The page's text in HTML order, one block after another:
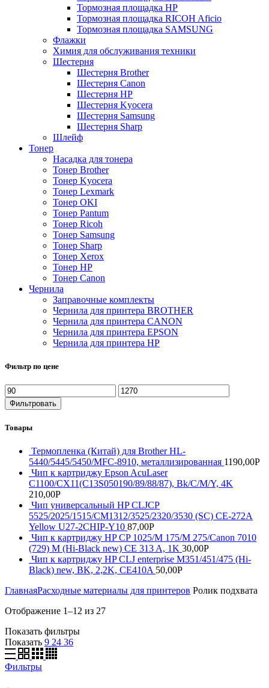
Тормозная площадка HP
Тормозная площадка RICOH Aficio
Тормозная площадка SAMSUNG
Флажки
Химия для обслуживания техники
Шестерня
Шестерня Brother
Шестерня Canon
Шестерня HP
Шестерня Kyocera
Шестерня Samsung
Шестерня Sharp
Шлейф
Тонер
Насадка для тонера
Тонер Brother
Тонер Kyocera
Тонер Lexmark
Тонер OKI
Тонер Pantum
Тонер Ricoh
Тонер Samsung
Тонер Sharp
Тонер Xerox
Тонер НР
Тонер Саnon
Чернила
Заправочные комплекты
Чернила для принтера BROTHER
Чернила для принтера CANON
Чернила для принтера EPSON
Чернила для принтера HP
Фильтр по цене
Минимальная
цена
Максимальная
цена
Фильтровать
Товары
Термопленка (Китай) для Brother HL-
5440/5445/5450/MFC-8910, металлизированная 1190,00Р
Чип к картриджу Epson AcuLaser
C1100/CX11(C13S050190/89/88/87), Bk/C/M/Y, 4K
210,00Р
Чип универсальный HP CLJCP
5525/2025/1515/CM1312/3525/2320/3530 (SC) CE-272A
Yellow U27-2CHIP-Y10 87,00Р
Чип к картриджу HP CP 1025/M 175/M 275/Canon 7010
(729) M (Hi-Black new) CE 313 A, 1K 30,00Р
Чип к картриджу HP CLJ enterprise M351/451/475 (Hi-
Black) new, BK, 2,2K, CE410A 50,00Р
ГлавнаяРасходные материалы для принтеров Ролик подхвата
Отображение 1–12 из 27
Показать фильтры
Показать 9 24 36
Фильтры